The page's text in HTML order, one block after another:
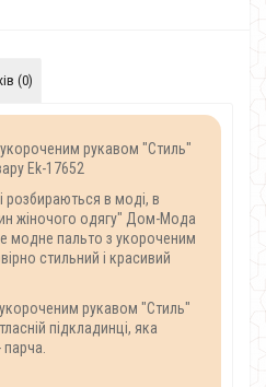
(0)
рукавом "Стиль"
Ek-17652
розбираються в моді, в
жіночого одягу" Дом-Мода
модне пальто з укороченим
стильний і красивий
рукавом "Стиль"
підкладинці, яка